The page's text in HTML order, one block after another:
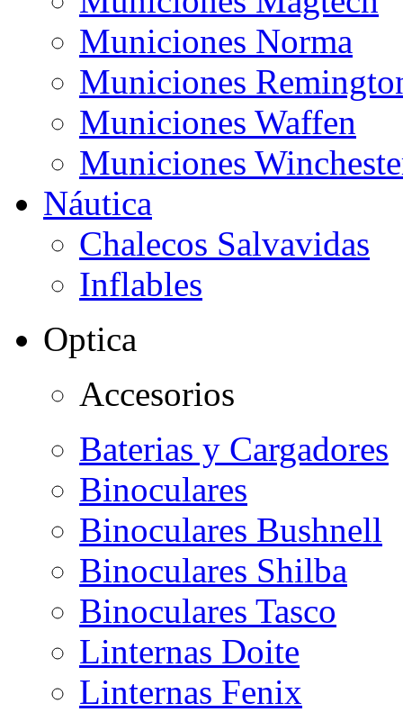
Municiones Norma
Municiones
Municiones Waffen
Municiones
Náutica
Chalecos Salvavidas
Inflables
Optica
Accesorios
Baterias y Cargadores
Binoculares
Binoculares Bushnell
Binoculares Shilba
Binoculares Tasco
Linternas Doite
Linternas Fenix